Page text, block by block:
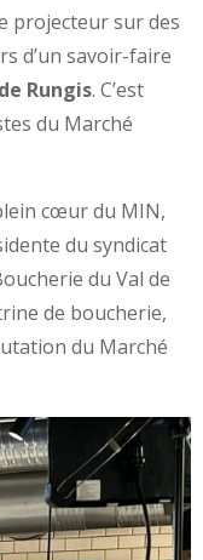
projecteur sur des
d’un savoir-faire
Rungis. C’est
du Marché
cœur du MIN,
du syndicat
du Val de
de boucherie,
du Marché